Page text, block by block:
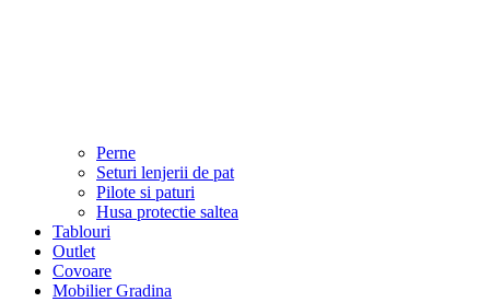
Perne
Seturi lenjerii de pat
Pilote si paturi
Husa protectie saltea
Tablouri
Outlet
Covoare
Mobilier Gradina